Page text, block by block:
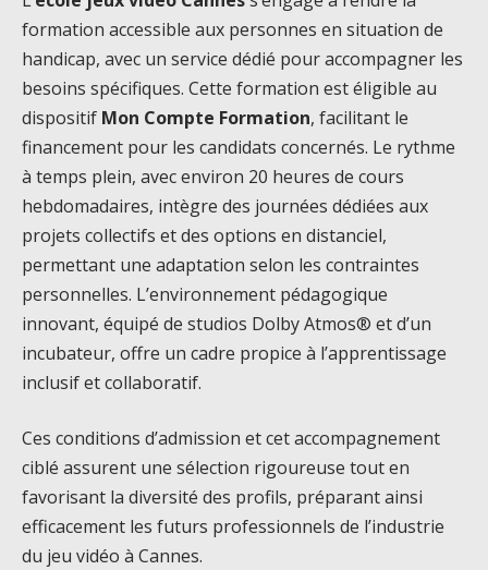
formation accessible aux personnes en situation de
handicap, avec un service dédié pour accompagner les
besoins spécifiques. Cette formation est éligible au
dispositif Mon Compte Formation, facilitant le
financement pour les candidats concernés. Le rythme
à temps plein, avec environ 20 heures de cours
hebdomadaires, intègre des journées dédiées aux
projets collectifs et des options en distanciel,
permettant une adaptation selon les contraintes
personnelles. L’environnement pédagogique
innovant, équipé de studios Dolby Atmos® et d’un
incubateur, offre un cadre propice à l’apprentissage
inclusif et collaboratif.
Ces conditions d’admission et cet accompagnement
ciblé assurent une sélection rigoureuse tout en
favorisant la diversité des profils, préparant ainsi
efficacement les futurs professionnels de l’industrie
du jeu vidéo à Cannes.